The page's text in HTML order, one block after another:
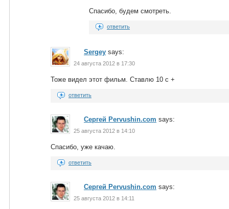
Спасибо, будем смотреть.
ответить
Sergey says:
24 августа 2012 в 17:30
Тоже видел этот фильм. Ставлю 10 с +
ответить
Сергей Pervushin.com says:
25 августа 2012 в 14:10
Спасибо, уже качаю.
ответить
Сергей Pervushin.com says:
25 августа 2012 в 14:11